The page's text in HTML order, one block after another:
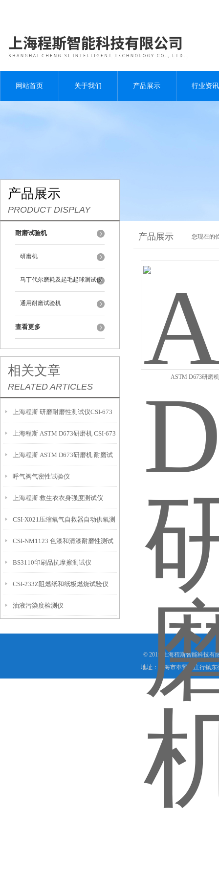
网站首页 关于我们 产品展示 行业资讯
产品展示
PRODUCT DISPLAY
耐磨试验机
研磨机
马丁代尔磨耗及起毛起球测试仪
通用耐磨试验机
查看更多
相关文章
RELATED ARTICLES
上海程斯 研磨耐磨性测试仪CSI-673
技术参数解析
上海程斯 ASTM D673研磨机 CSI-673
试验步骤介绍说明
上海程斯 ASTM D673研磨机 耐磨试
验机 技术交流与心得
呼气阀气密性试验仪
上海程斯 救生衣衣身强度测试仪
GB4303-2008
CSI-X021压缩氧气自救器自动供氧测
试仪
CSI-NM1123 色漆和清漆耐磨性测试
仪
BS3110印刷品抗摩擦测试仪
CSI-233Z阻燃纸和纸板燃烧试验仪
油液污染度检测仪
产品展示 您现在的
ASTM D673研磨
© 2019 上海程斯智能科技有
地址：上海市奉贤区庄行镇东